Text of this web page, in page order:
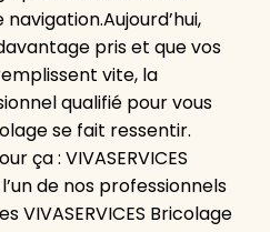
pris et que vos
vite, la
qualifié pour vous
se fait ressentir.
ça : VIVASERVICES
de nos professionnels
VIVASERVICES Bricolage